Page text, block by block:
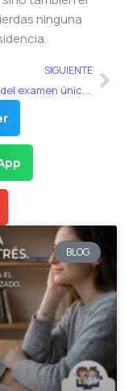
ninguna
SIGUIENTE
La fecha del examen único 2024
BLOG